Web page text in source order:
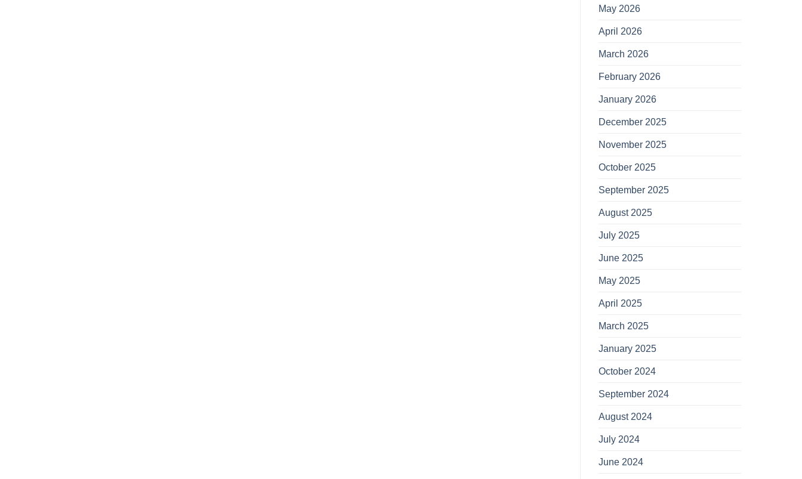
May 2026
April 2026
March 2026
February 2026
January 2026
December 2025
November 2025
October 2025
September 2025
August 2025
July 2025
June 2025
May 2025
April 2025
March 2025
January 2025
October 2024
September 2024
August 2024
July 2024
June 2024